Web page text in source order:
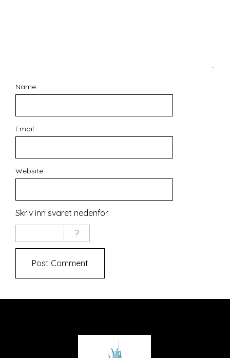
Name
Email
Website
Skriv inn svaret nedenfor.